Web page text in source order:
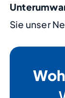
Sie unser